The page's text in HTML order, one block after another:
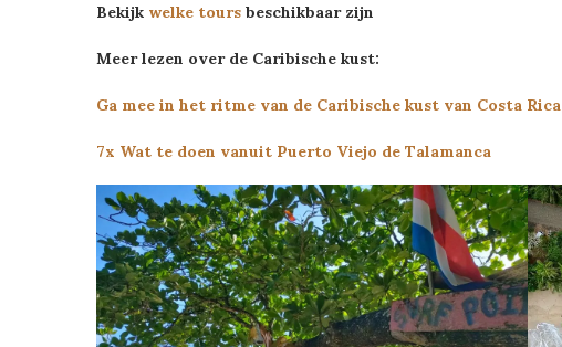
Bekijk welke tours beschikbaar zijn
Meer lezen over de Caribische kust:
Ga mee in het ritme van de Caribische kust van Costa Rica
7x Wat te doen vanuit Puerto Viejo de Talamanca